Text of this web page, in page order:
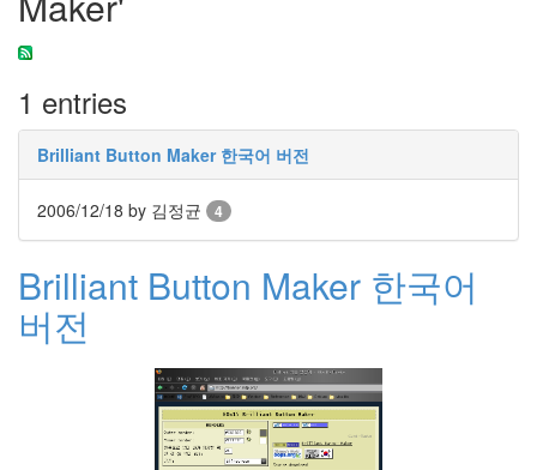
1 entries
Brilliant Button Maker 한국어 버전
2006/12/18 by 김정균 4
Brilliant Button Maker 한국어
버전
균
Tag
Cloud
안
눅
스